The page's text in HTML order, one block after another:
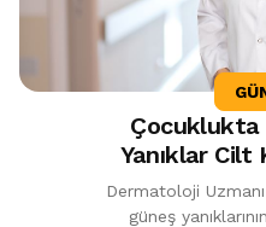
Çocuklukta
Yanıklar Cilt
Dermatoloji
güneş